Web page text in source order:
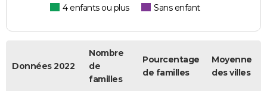
4 enfants ou plus Sans enfant
Données 2022
Nombre
de
familles
Pourcentage
de familles
Moyenne
des villes